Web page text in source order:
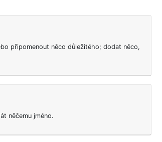
připomenout něco důležitého; dodat něco,
něčemu jméno.